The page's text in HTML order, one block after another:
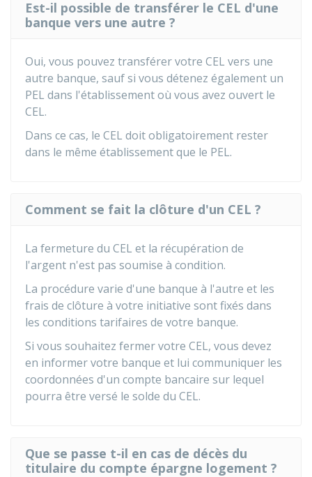
Est-il possible de transférer le CEL d'une
banque vers une autre ?
Oui, vous pouvez transférer votre CEL vers une
autre banque, sauf si vous détenez également un
PEL dans l'établissement où vous avez ouvert le
CEL.
Dans ce cas, le CEL doit obligatoirement rester
dans le même établissement que le PEL.
Comment se fait la clôture d'un CEL ?
La fermeture du CEL et la récupération de
l'argent n'est pas soumise à condition.
La procédure varie d'une banque à l'autre et les
frais de clôture à votre initiative sont fixés dans
les conditions tarifaires de votre banque.
Si vous souhaitez fermer votre CEL, vous devez
en informer votre banque et lui communiquer les
coordonnées d'un compte bancaire sur lequel
pourra être versé le solde du CEL.
Que se passe t-il en cas de décès du
titulaire du compte épargne logement ?